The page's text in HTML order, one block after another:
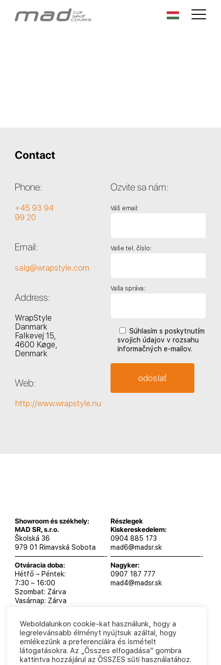
Contact
Phone:
+45 93 94
99 20
Email:
salg@wrapstyle.com
Address:
WrapStyle
Danmark
Falkevej 15,
4600 Køge,
Denmark
Web:
http://www.wrapstyle.nu
Ozvite sa nám:
Váš email:
Vaše tel. číslo:
Vaša správa:
Súhlasím s poskytnutím
svojich údajov v rozsahu
informačných e-mailov.
Showroom és székhely:
MAD SR, s.r.o.
Školská 36
979 01 Rimavská Sobota
—————————————-
Otváracia doba:
Hétfő – Péntek:
7:30 – 16:00
Szombat: Zárva
Vasárnap: Zárva
Részlegek
Kiskereskedelem:
0904 885 173
mad6@madsr.sk
—————————————-
Nagyker:
0907 187 777
mad4@madsr.sk
MAD SR, s.r.o. 2025 Adatvédelmi szabályzat
feltételek
Weboldalunkon cookie-kat használunk, hogy a
legrelevánsabb élményt nyújtsuk azáltal, hogy
emlékezünk a preferenciáira és ismételt
látogatásokra. Az „Összes elfogadása” gombra
kattintva hozzájárul az ÖSSZES süti használatához.